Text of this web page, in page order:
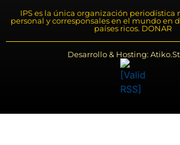
IPS es la única organización periodística
personal y corresponsales en el mundo en
países ricos. DONAR
Desarrollo & Hosting: